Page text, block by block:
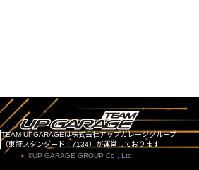
TEAM UPGARAGEは株式会社アップガレージグループ
（東証スタンダード：7134）が運営しております
©UP GARAGE GROUP Co., Ltd